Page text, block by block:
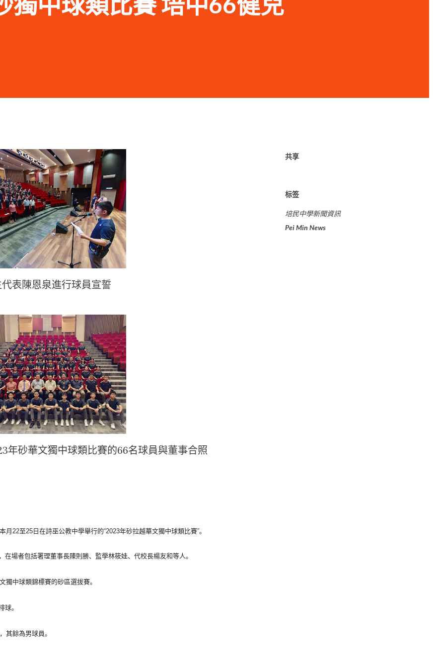
表陳恩泉進行球員宣誓
年砂華文獨中球類比賽的66名球員與董事合照
月22至25日在詩巫公教中學舉行的“2023年砂拉越華文獨中球類比賽”。
在場者包括署理董事長陳則勝、監學林筱娃、代校長楊友和等人。
獨中球類錦標賽的砂區選拔賽。
球。
其餘為男球員。
共享
标签
培民中學新聞資訊
Pei Min News